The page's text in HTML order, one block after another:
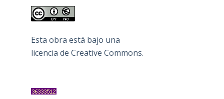
Esta obra está bajo una
licencia de Creative Commons.